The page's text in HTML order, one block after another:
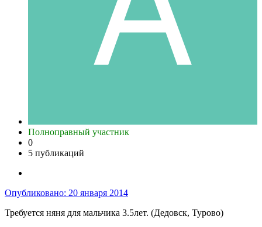
Полноправный участник
0
5 публикаций
Опубликовано: 20 января 2014
Требуется няня для мальчика 3.5лет. (Дедовск, Турово)